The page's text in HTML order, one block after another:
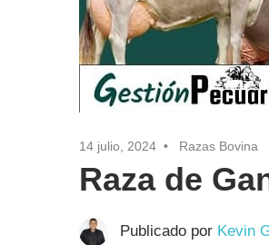
14 julio, 2024 Razas Bovina
Raza de
Publicado por Kevin